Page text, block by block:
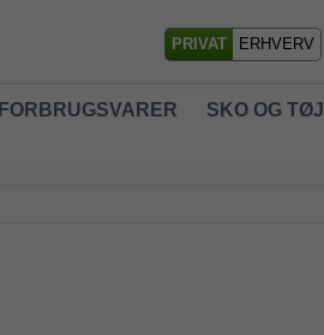
PRIVAT ERHVERV
FORBRUGSVARER SKO OG TØJ